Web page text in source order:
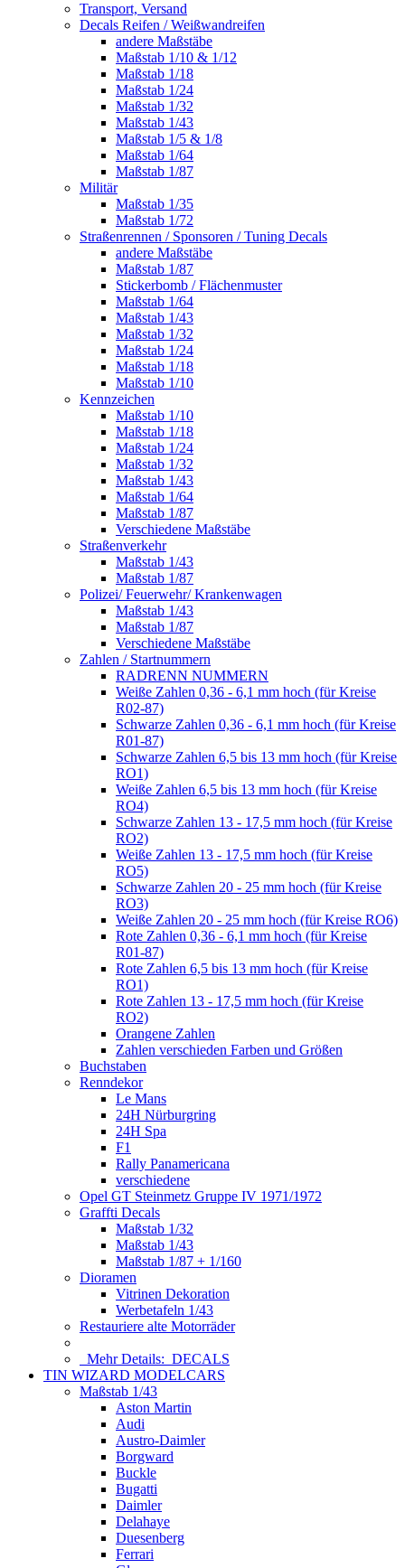
Transport, Versand
Decals Reifen / Weißwandreifen
andere Maßstäbe
Maßstab 1/10 & 1/12
Maßstab 1/18
Maßstab 1/24
Maßstab 1/32
Maßstab 1/43
Maßstab 1/5 & 1/8
Maßstab 1/64
Maßstab 1/87
Militär
Maßstab 1/35
Maßstab 1/72
Straßenrennen / Sponsoren / Tuning Decals
andere Maßstäbe
Maßstab 1/87
Stickerbomb / Flächenmuster
Maßstab 1/64
Maßstab 1/43
Maßstab 1/32
Maßstab 1/24
Maßstab 1/18
Maßstab 1/10
Kennzeichen
Maßstab 1/10
Maßstab 1/18
Maßstab 1/24
Maßstab 1/32
Maßstab 1/43
Maßstab 1/64
Maßstab 1/87
Verschiedene Maßstäbe
Straßenverkehr
Maßstab 1/43
Maßstab 1/87
Polizei/ Feuerwehr/ Krankenwagen
Maßstab 1/43
Maßstab 1/87
Verschiedene Maßstäbe
Zahlen / Startnummern
RADRENN NUMMERN
Weiße Zahlen 0,36 - 6,1 mm hoch (für Kreise
R02-87)
Schwarze Zahlen 0,36 - 6,1 mm hoch (für Kreise
R01-87)
Schwarze Zahlen 6,5 bis 13 mm hoch (für Kreise
RO1)
Weiße Zahlen 6,5 bis 13 mm hoch (für Kreise
RO4)
Schwarze Zahlen 13 - 17,5 mm hoch (für Kreise
RO2)
Weiße Zahlen 13 - 17,5 mm hoch (für Kreise
RO5)
Schwarze Zahlen 20 - 25 mm hoch (für Kreise
RO3)
Weiße Zahlen 20 - 25 mm hoch (für Kreise RO6)
Rote Zahlen 0,36 - 6,1 mm hoch (für Kreise
R01-87)
Rote Zahlen 6,5 bis 13 mm hoch (für Kreise
RO1)
Rote Zahlen 13 - 17,5 mm hoch (für Kreise
RO2)
Orangene Zahlen
Zahlen verschieden Farben und Größen
Buchstaben
Renndekor
Le Mans
24H Nürburgring
24H Spa
F1
Rally Panamericana
verschiedene
Opel GT Steinmetz Gruppe IV 1971/1972
Graffti Decals
Maßstab 1/32
Maßstab 1/43
Maßstab 1/87 + 1/160
Dioramen
Vitrinen Dekoration
Werbetafeln 1/43
Restauriere alte Motorräder
Mehr Details: DECALS
TIN WIZARD MODELCARS
Maßstab 1/43
Aston Martin
Audi
Austro-Daimler
Borgward
Buckle
Bugatti
Daimler
Delahaye
Duesenberg
Ferrari